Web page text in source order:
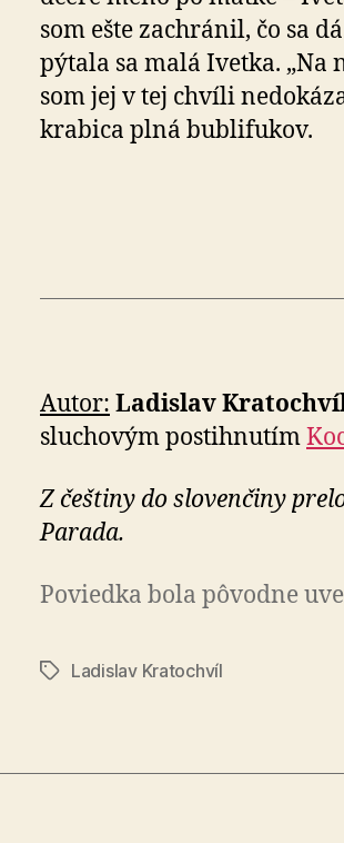
som ešte zachránil, čo sa
pýtala sa malá Ivetka. „Na
som jej v tej chvíli
krabica plná bublifukov.
Autor: Ladislav
sluchovým postihnutím
Z češtiny do slovenčiny
Parada.
Poviedka bola pôvodne
ZnačkyLadislav Kratochvíl